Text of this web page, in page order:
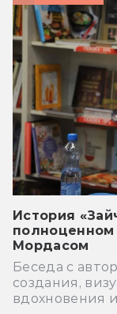
История
Мордасом
Беседа с
создания,
вдохновения